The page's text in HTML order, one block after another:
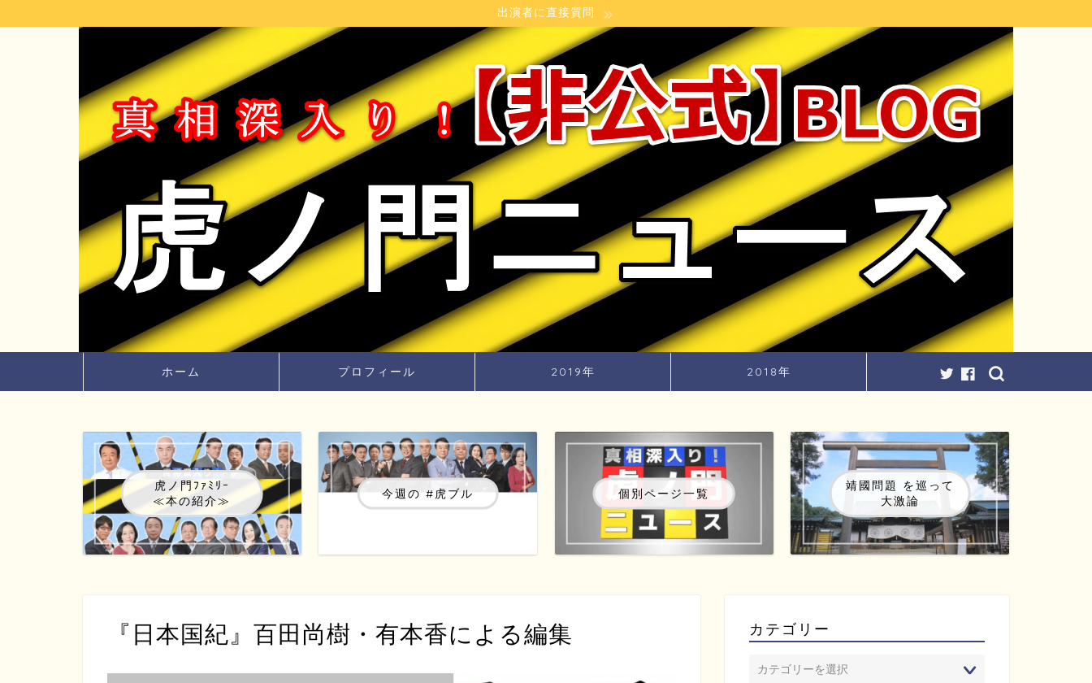
出演者に直接質問
ホーム プロフィール 2019年 2018年
虎ノ門ﾌｧﾐﾘｰ
≪本の紹介≫
今週の #虎ブル 個別ページ一覧
靖國問題 を巡って
大激論
『日本国紀』百田尚樹・有本香による編集 カテゴリー